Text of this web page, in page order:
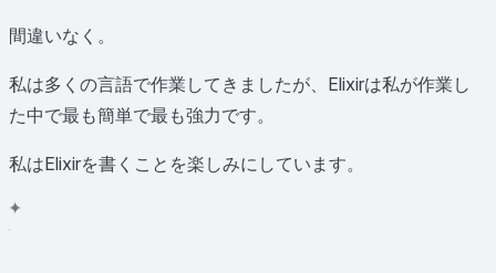
間違いなく。
私は多くの言語で作業してきましたが、Elixirは私が作業し
た中で最も簡単で最も強力です。
私はElixirを書くことを楽しみにしています。
✧